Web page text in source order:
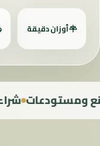
أوزان دقيقة
شراء